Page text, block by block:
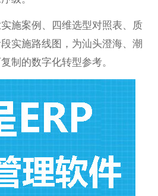
施案例、四维选型对照表、质
实施路线图，为汕头澄海、潮
制的数字化转型参考。